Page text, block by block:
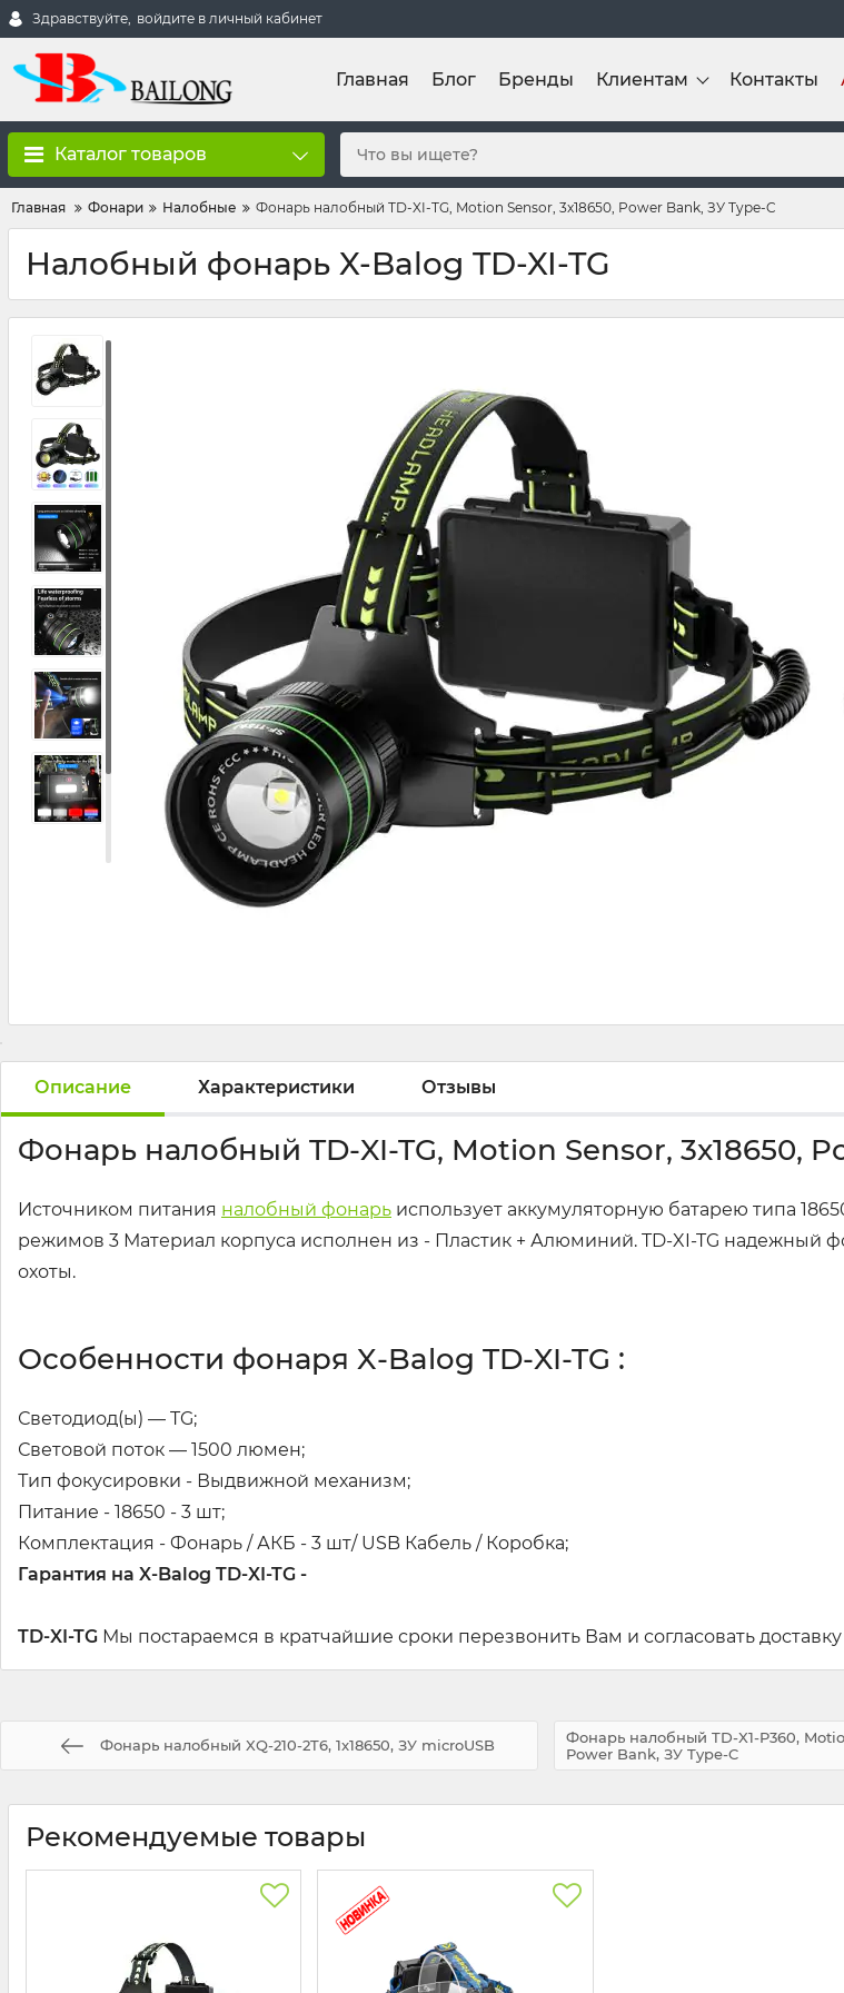
Здравствуйте, войдите в личный кабинет
Главная Блог Бренды Клиентам Контакты
Каталог товаров
Главная Фонари Налобные Фонарь налобный TD-XI-TG, Motion Sensor, 3x18650, Power Bank, ЗУ Type-C
Налобный фонарь X-Balog TD-XI-TG
Описание Характеристики Отзывы
Фонарь налобный TD-XI-TG, Motion Sensor, 3x18650,
Источником питания налобный фонарь использует аккумуляторную батарею типа
режимов 3 Материал корпуса исполнен из - Пластик + Алюминий. TD-XI-TG надежный
охоты.
Особенности фонаря X-Balog TD-XI-TG :
Светодиод(ы) — TG;
Световой поток — 1500 люмен;
Тип фокусировки - Выдвижной механизм;
Питание - 18650 - 3 шт;
Комплектация - Фонарь / АКБ - 3 шт/ USB Кабель / Коробка;
Гарантия на X-Balog TD-XI-TG -
TD-XI-TG Мы постараемся в кратчайшие сроки перезвонить Вам и согласовать
Фонарь налобный XQ-210-2T6, 1x18650, ЗУ microUSB
Фонарь налобный TD-X1-P360,
Power Bank, ЗУ Type-C
Рекомендуемые товары